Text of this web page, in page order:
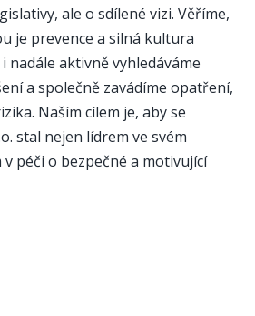
ale o sdílené vizi. Věříme,
je prevence a silná kultura
nadále aktivně vyhledáváme
a společně zavádíme opatření,
Naším cílem je, aby se
stal nejen lídrem ve svém
péči o bezpečné a motivující